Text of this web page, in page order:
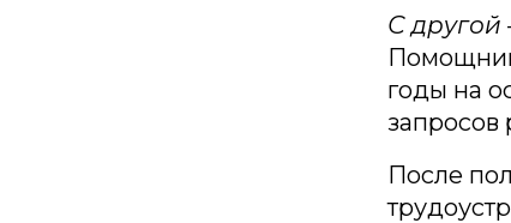
С другой
годы на
запросов
После